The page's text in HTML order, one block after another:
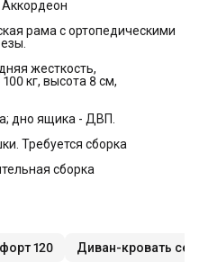
Аккордеон
рама с ортопедическими
жесткость,
кг, высота 8 см,
дно ящика - ДВП.
Требуется сборка
сборка
120 Диван-кровать